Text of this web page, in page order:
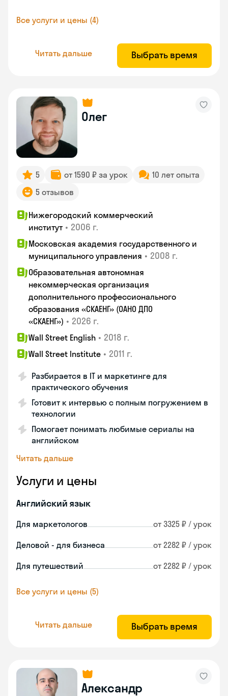
Все услуги и цены (4)
Читать дальше Выбрать время
Олег
5 от 1590 ₽ за урок
10 лет опыта
5 отзывов
Нижегородский коммерческий
институт • 2006 г.
Московская академия государственного и
муниципального управления • 2008 г.
Образовательная автономная
некоммерческая организация
дополнительного профессионального
образования «СКАЕНГ» (ОАНО ДПО
«СКАЕНГ») • 2026 г.
Wall Street English • 2018 г.
Wall Street Institute • 2011 г.
Разбирается в IT и маркетинге для
практического обучения
Готовит к интервью с полным погружением в
технологии
Помогает понимать любимые сериалы на
английском
Читать дальше
Услуги и цены
Английский язык
Для маркетологов от 3325 ₽ / урок
Деловой - для бизнеса от 2282 ₽ / урок
Для путешествий от 2282 ₽ / урок
Все услуги и цены (5)
Читать дальше Выбрать время
Александр